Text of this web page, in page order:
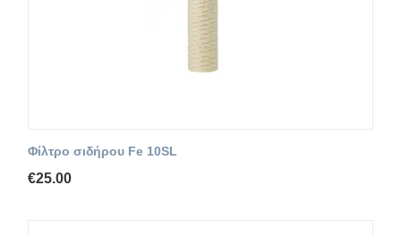
Φίλτρο σιδήρου Fe 10SL
€25.00